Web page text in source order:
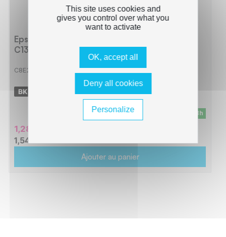
Epson E2431 Cartouche compatible avec
C13T24314012 - Noir
C8E2431
En stock - Livraison sous 24/48h
1,28 € HT
1,54 € TTC
Ajouter au panier
This site uses cookies and
gives you control over what you
want to activate
OK, accept all
Deny all cookies
Personalize